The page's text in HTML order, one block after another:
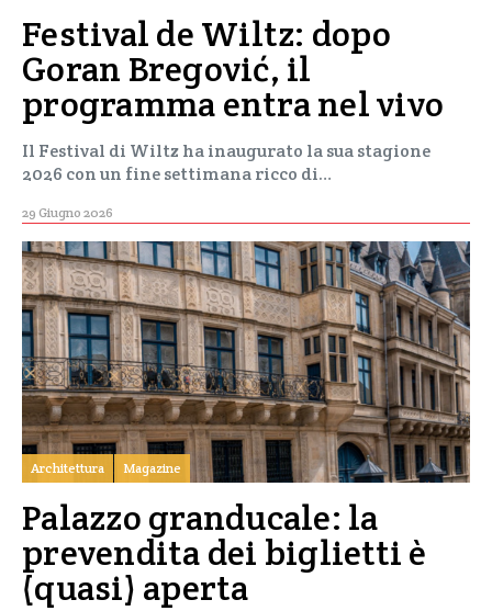
Festival de Wiltz: dopo
Goran Bregović, il
programma entra nel vivo
Il Festival di Wiltz ha inaugurato la sua stagione
2026 con un fine settimana ricco di…
29 Giugno 2026
Architettura Magazine
Palazzo granducale: la
prevendita dei biglietti è
(quasi) aperta